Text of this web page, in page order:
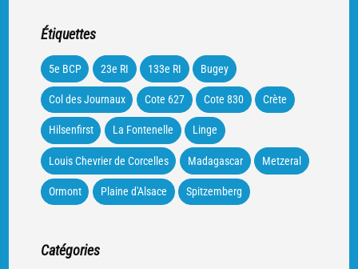
Étiquettes
5e BCP 23e RI 133e RI Bugey
Col des Journaux Cote 627 Cote 830 Crète
Hilsenfirst La Fontenelle Linge
Louis Chevrier de Corcelles Madagascar Metzeral
Ormont Plaine d'Alsace Spitzemberg
Catégories